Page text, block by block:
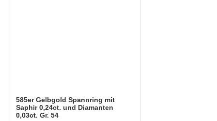
585er Gelbgold Spannring mit
Saphir 0,24ct. und Diamanten
0,03ct. Gr. 54